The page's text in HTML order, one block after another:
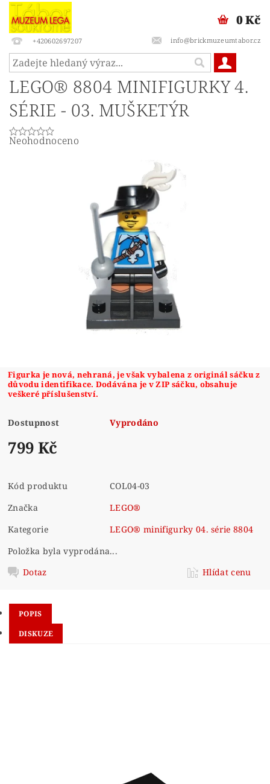
+420602697207 info@brickmuzeumtabor.cz
0 Kč
LEGO® 8804 MINIFIGURKY 4.
SÉRIE - 03. MUŠKETÝR
Neohodnoceno
Figurka je nová, nehraná, je však vybalena z originál sáčku z
důvodu identifikace. Dodávána je v ZIP sáčku, obsahuje
veškeré příslušenství.
Dostupnost Vyprodáno
799 Kč
Kód produktu
COL04-03
Značka
LEGO®
Kategorie
LEGO® minifigurky 04. série 8804
Položka byla vyprodána...
Dotaz
Hlídat cenu
POPIS
DISKUZE